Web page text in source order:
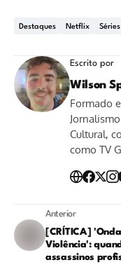
Destaques Netflix Séries
Escrito por
Wilson
Formado
Cultural,
como TV
Anterior
[CRÍTICA]
Violência':
assassinos